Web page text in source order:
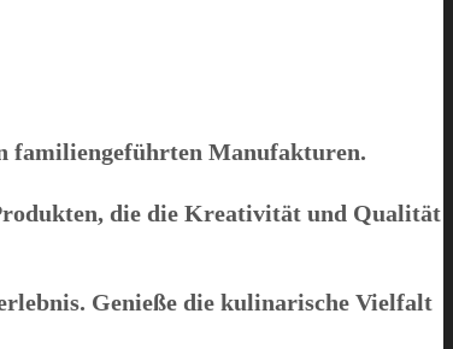
familiengeführten Manufakturen.
die die Kreativität und Qualität
Genieße die kulinarische Vielfalt